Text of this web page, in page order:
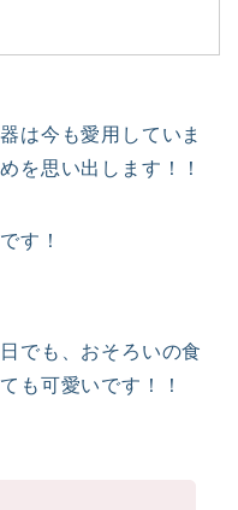
は今も愛用していま
を思い出します！！
す！
でも、おそろいの食
も可愛いです！！